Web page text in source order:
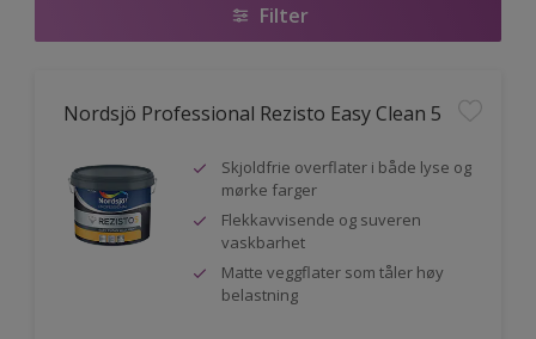
Filter
Nordsjö Professional Rezisto Easy Clean 5
Skjoldfrie overflater i både lyse og
mørke farger
Flekkavvisende og suveren
vaskbarhet
Matte veggflater som tåler høy
belastning